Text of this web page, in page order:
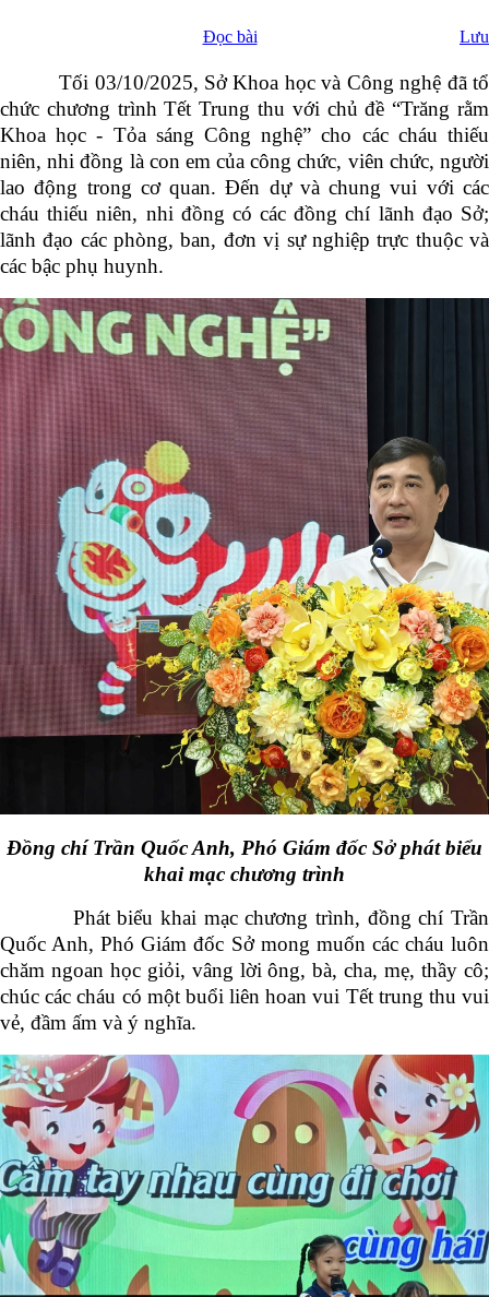
Đọc bài Lưu
Tối 03/10/2025, Sở Khoa học và Công nghệ đã tổ
chức chương trình Tết Trung thu với chủ đề “Trăng rằm
Khoa học - Tỏa sáng Công nghệ” cho các cháu thiếu
niên, nhi đồng là con em của công chức, viên chức, người
lao động trong cơ quan. Đến dự và chung vui với các
cháu thiếu niên, nhi đồng có các đồng chí lãnh đạo Sở;
lãnh đạo các phòng, ban, đơn vị sự nghiệp trực thuộc và
các bậc phụ huynh.
Đồng chí Trần Quốc Anh, Phó Giám đốc Sở phát biểu
khai mạc chương trình
Phát biểu khai mạc chương trình, đồng chí Trần
Quốc Anh, Phó Giám đốc Sở mong muốn các cháu luôn
chăm ngoan học giỏi, vâng lời ông, bà, cha, mẹ, thầy cô;
chúc các cháu có một buổi liên hoan vui Tết trung thu vui
vẻ, đầm ấm và ý nghĩa.